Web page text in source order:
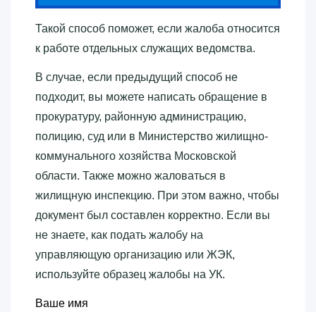
Такой способ поможет, если жалоба относится
к работе отдельных служащих ведомства.
В случае, если предыдущий способ не
подходит, вы можете написать обращение в
прокуратуру, районную администрацию,
полицию, суд или в Министерство жилищно-
коммунального хозяйства Московской
области. Также можно жаловаться в
жилищную инспекцию. При этом важно, чтобы
документ был составлен корректно. Если вы
не знаете, как подать жалобу на
управляющую организацию или ЖЭК,
используйте образец жалобы на УК.
Ваше имя